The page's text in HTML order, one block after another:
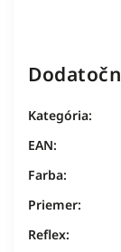
Kategória:
EAN:
Farba:
Priemer:
Reflex: